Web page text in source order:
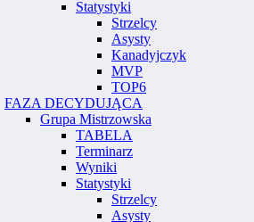
Statystyki
Strzelcy
Asysty
Kanadyjczyk
MVP
TOP6
FAZA DECYDUJĄCA
Grupa Mistrzowska
TABELA
Terminarz
Wyniki
Statystyki
Strzelcy
Asysty